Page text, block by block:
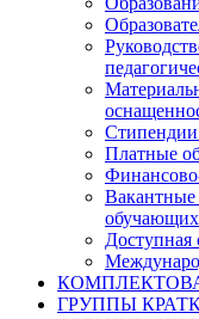
Платные
Вакантные
Доступная
ГРУППЫ